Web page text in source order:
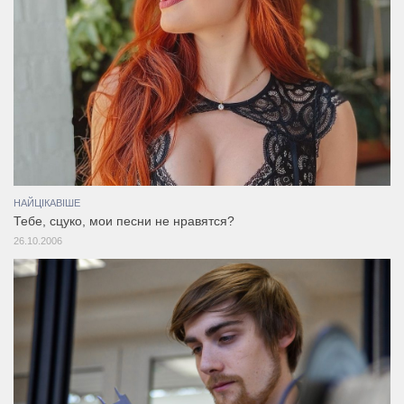
НАЙЦІКАВІШЕ
Тебе, сцуко, мои песни не нравятся?
26.10.2006